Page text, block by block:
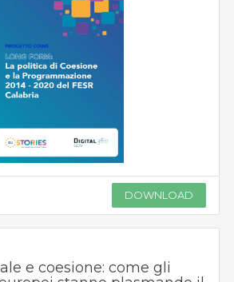
DOWNLOAD
e coesione: come gli